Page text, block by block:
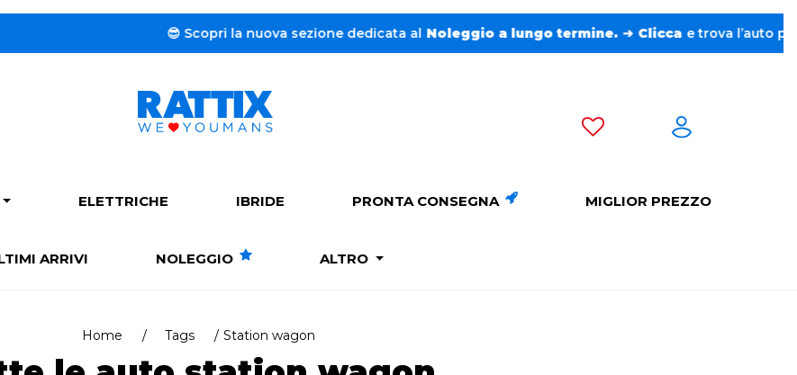
😎 Scopri la nuova sezione dedicata al Noleggio a lungo termine. ➔ Clicca e trova l’auto perfetta
ELETTRICHE IBRIDE PRONTA CONSEGNA MIGLIOR PREZZO
ARRIVI NOLEGGIO ALTRO
Home Tags Station wagon